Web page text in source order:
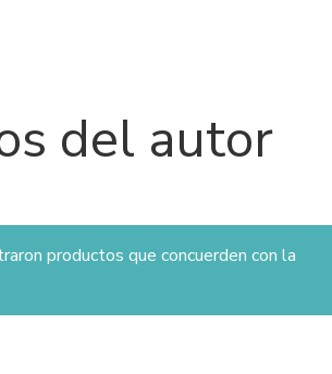
del autor
productos que concuerden con la